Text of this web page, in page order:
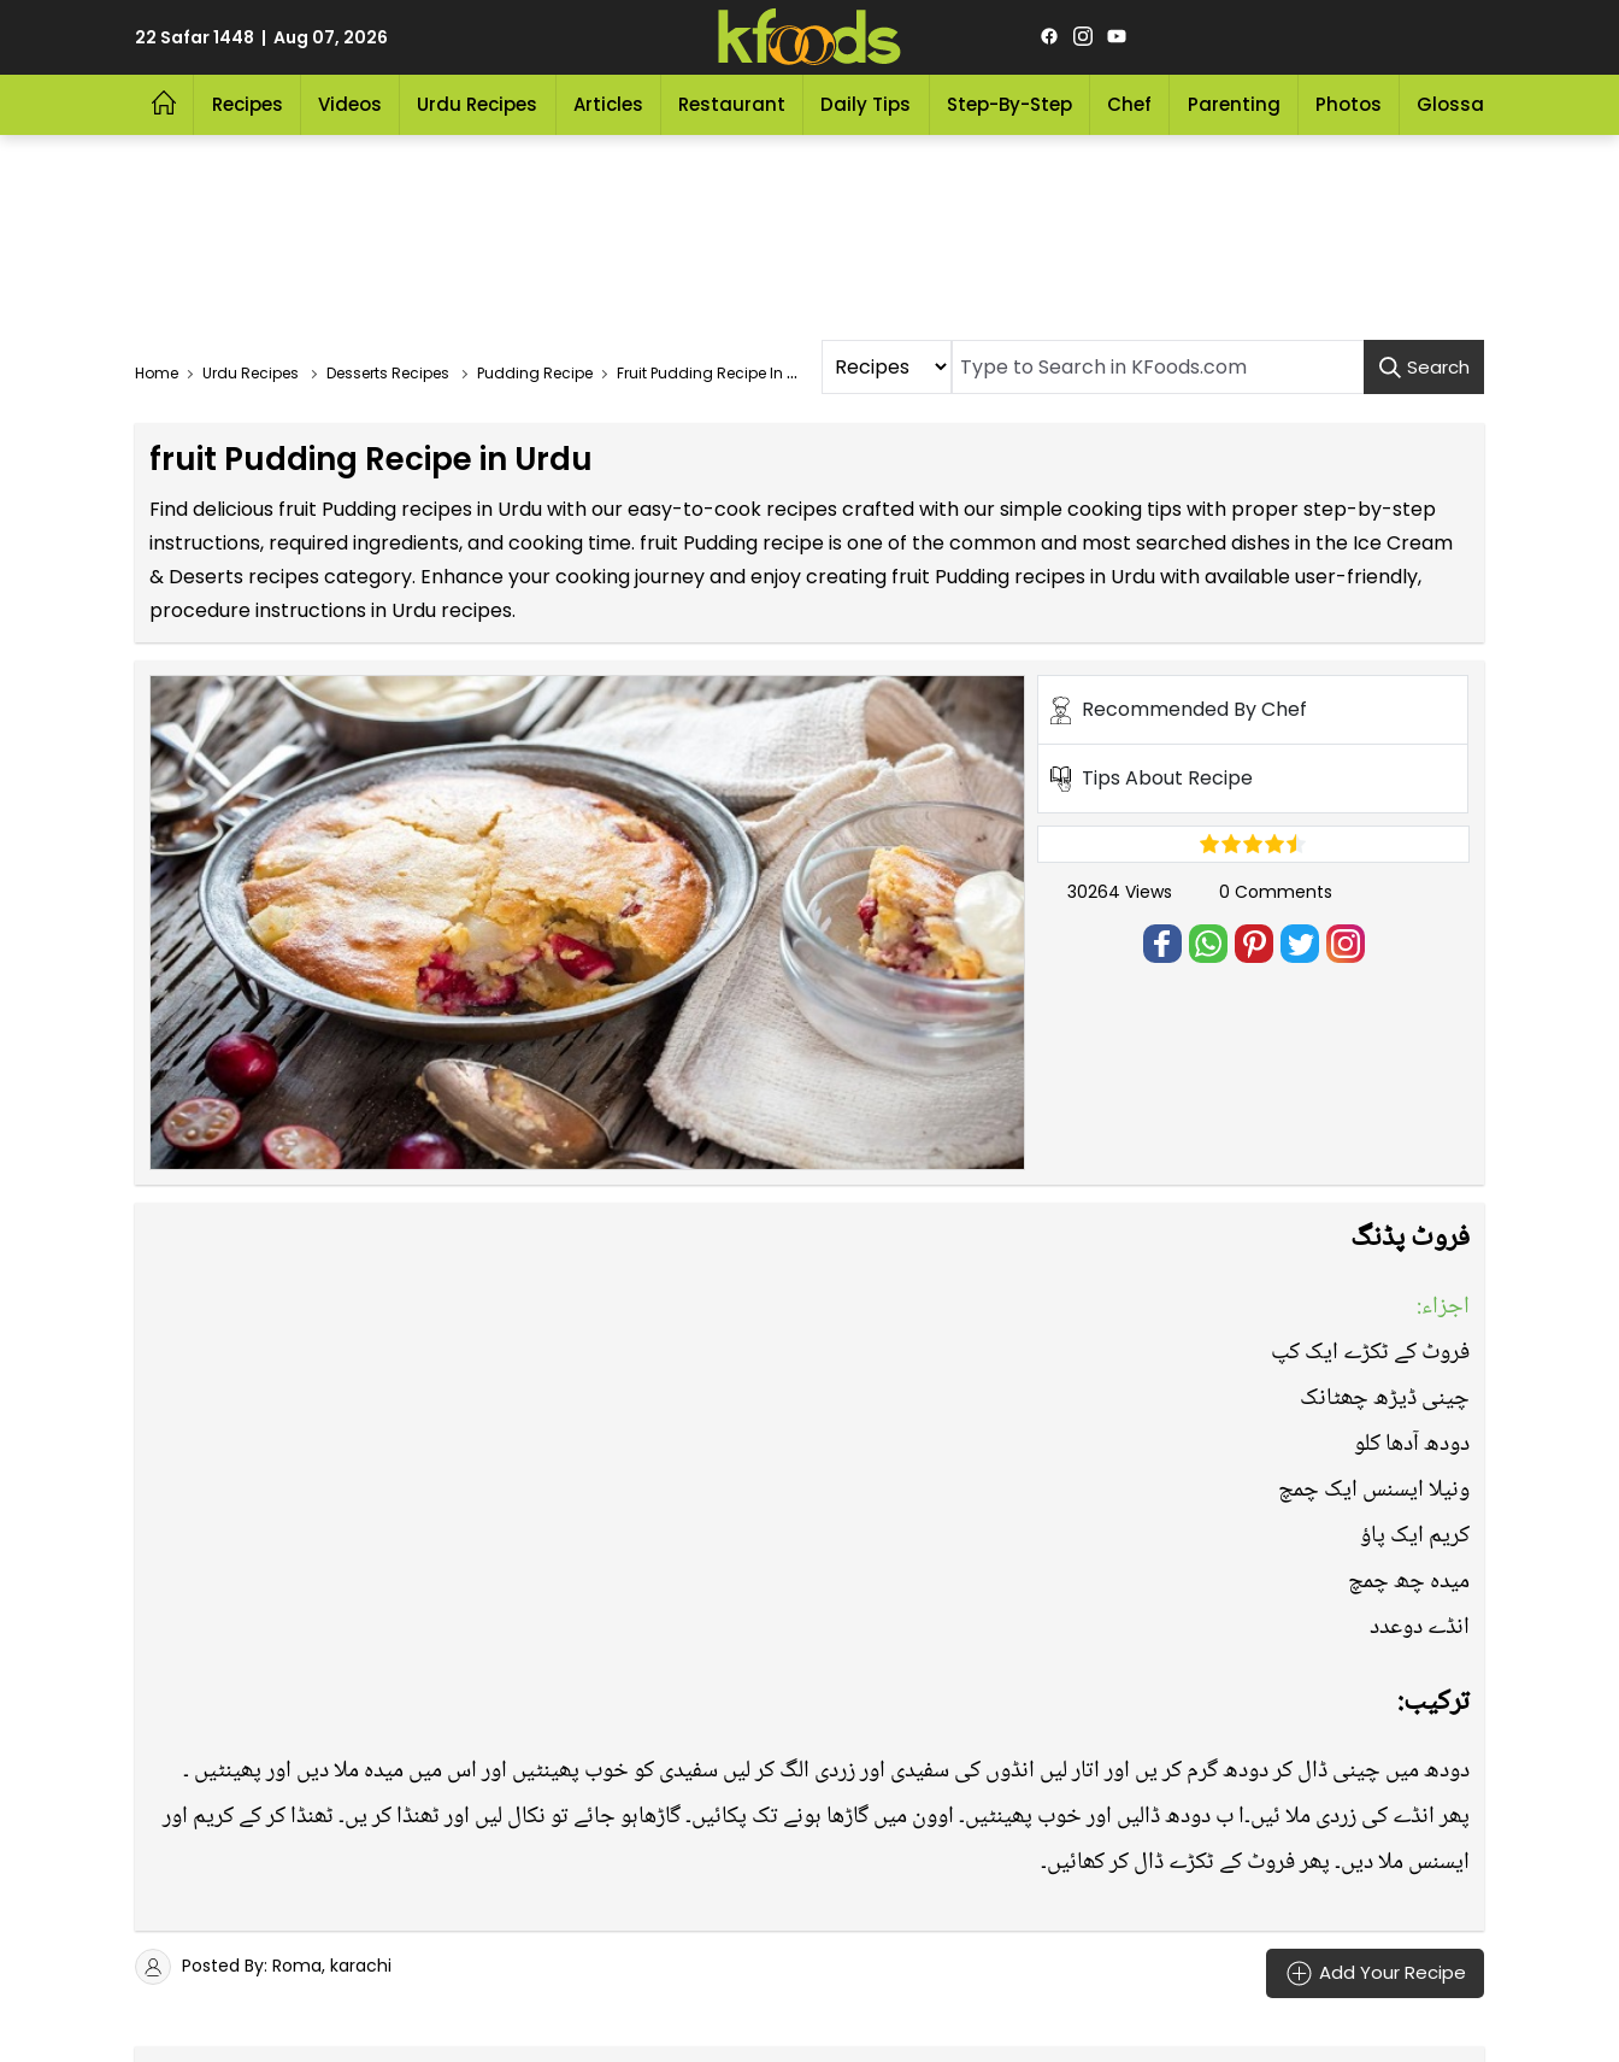
22 Safar 1448 | Aug 07, 2026
Recipes Videos Urdu Recipes Articles Restaurant Daily Tips Step-By-Step Chef Parenting Photos Glossary
Home Urdu Recipes Desserts Recipes Pudding Recipe Fruit Pudding Recipe In Urdu Search
fruit Pudding Recipe in Urdu
Find delicious fruit Pudding recipes in Urdu with our easy-to-cook recipes crafted with our simple cooking tips with proper step-by-step
instructions, required ingredients, and cooking time. fruit Pudding recipe is one of the common and most searched dishes in the Ice Cream
& Deserts recipes category. Enhance your cooking journey and enjoy creating fruit Pudding recipes in Urdu with available user-friendly,
procedure instructions in Urdu recipes.
Recommended By Chef
Tips About Recipe
30264 Views 0 Comments
فروٹ پڈنگ
اجزاء:
فروٹ کے ٹکڑے ایک کپ
چینی ڈیڑھ چھٹانک
دودھ آدھا کلو
ونیلا ایسنس ایک چمچ
کریم ایک پاؤ
میدہ چھ چمچ
انڈے دوعدد
ترکیب:
دودھ میں چینی ڈال کر دودھ گرم کر یں اور اتار لیں انڈوں کی سفیدی اور زردی الگ کر لیں سفیدی کو خوب پھینٹیں اور اس میں میدہ ملا دیں اور پھینٹیں ۔
پھر انڈے کی زردی ملا ئیں۔ا ب دودھ ڈالیں اور خوب پھینٹیں۔ اوون میں گاڑھا ہونے تک پکائیں۔ گاڑھاہو جائے تو نکال لیں اور ٹھنڈا کر یں۔ ٹھنڈا کر کے کریم اور
ایسنس ملا دیں۔ پھر فروٹ کے ٹکڑے ڈال کر کھائیں۔
Posted By: Roma, karachi Add Your Recipe